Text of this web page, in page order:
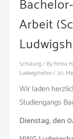
Arbeit
Schulung/ By Firma
Ludwigshafen/20.
Wir laden
Studiengangs
Dienstag, den